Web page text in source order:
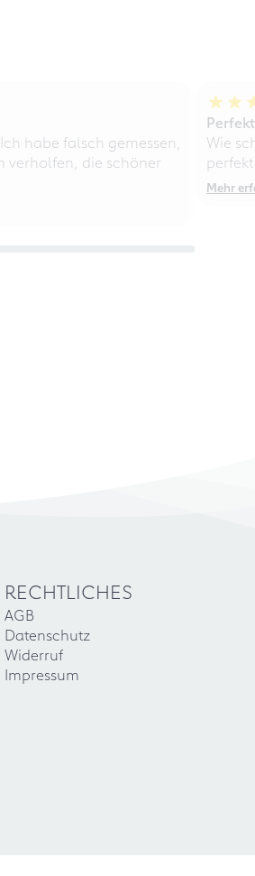
habe falsch gemessen,
verholfen, die schöner
Wie
Mehr
RECHTLICHES
AGB
Datenschutz
Widerruf
Impressum